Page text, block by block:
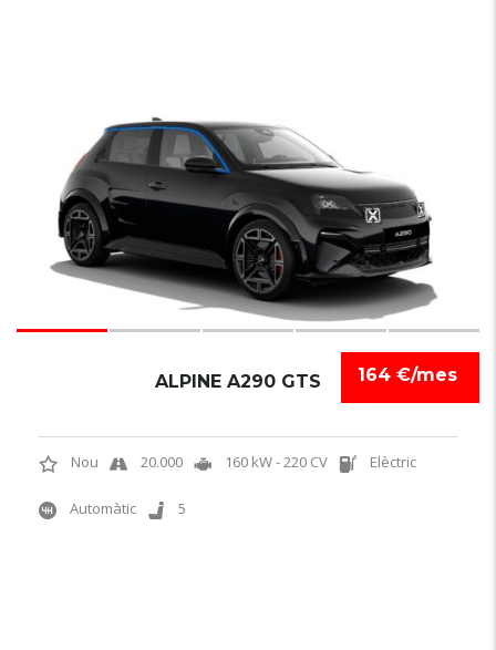
164 €/mes
ALPINE A290 GTS
Nou 20.000 160 kW - 220 CV Elèctric
Automàtic 5